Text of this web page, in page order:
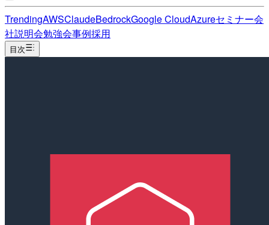
TrendingAWSClaudeBedrockGoogle CloudAzureセミナー会
社説明会勉強会事例採用
目次